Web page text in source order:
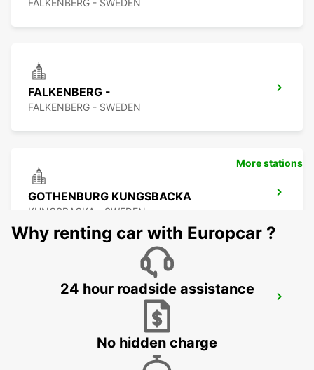
FALKENBERG - SWEDEN
FALKENBERG -
FALKENBERG - SWEDEN
GOTHENBURG KUNGSBACKA
KUNGSBACKA - SWEDEN
More stations
Why renting car with Europcar ?
24 hour roadside assistance
No hidden charge